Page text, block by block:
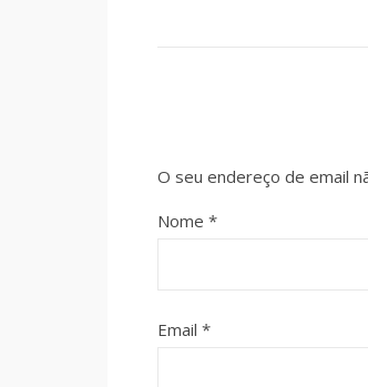
O seu endereço de email
Nome *
Email *